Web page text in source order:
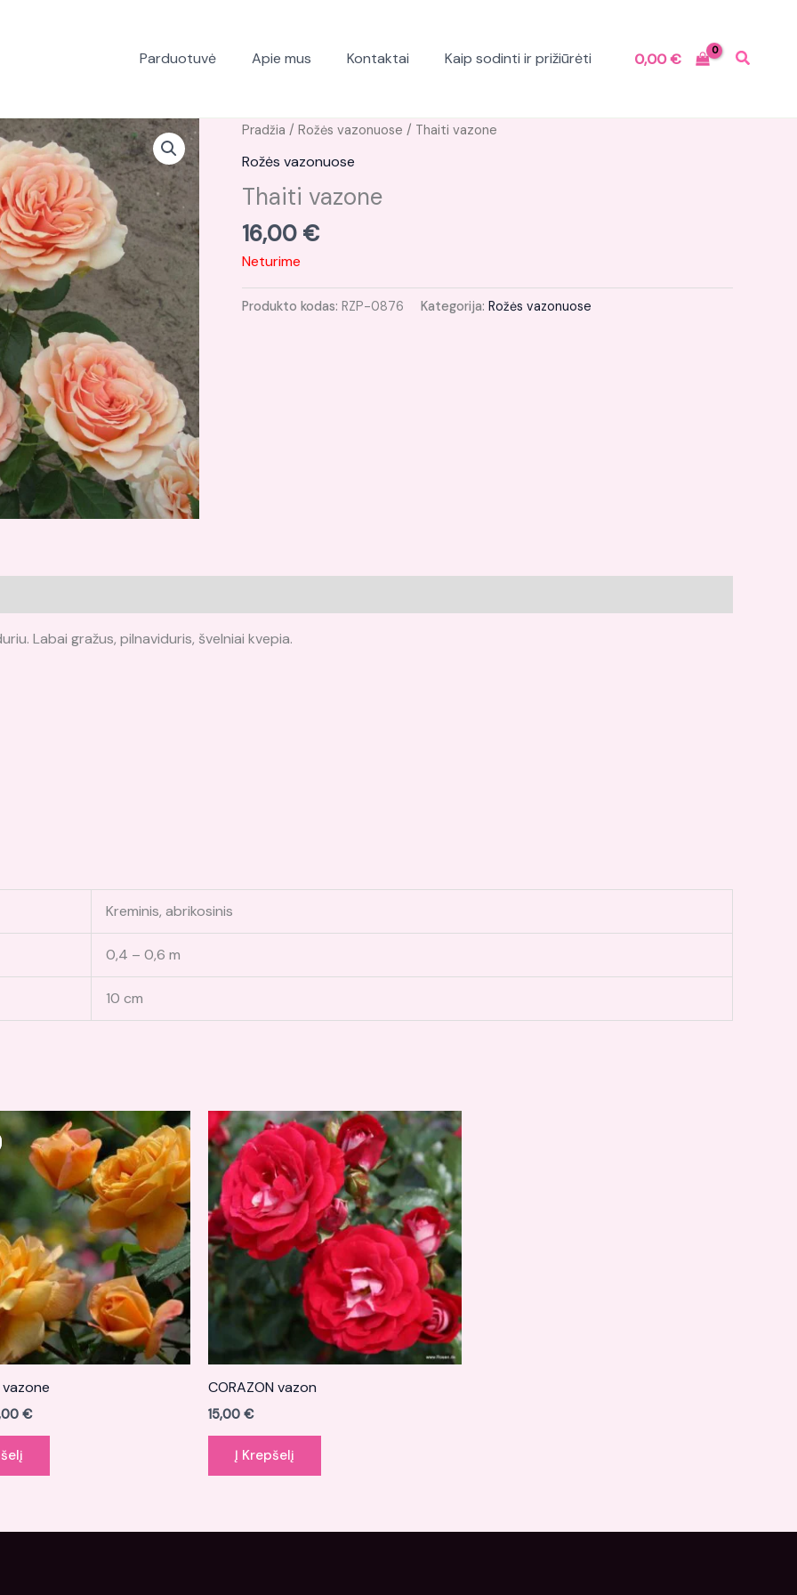
Parduotuvė Apie mus Kontaktai Kaip sodinti ir prižiūrėti 0,00€
Pradžia / Rožės vazonuose / Thaiti vazone
Rožės vazonuose
Thaiti vazone
16,00 €
Neturime
Produkto kodas: RZP-0876 Kategorija: Rožės vazonuose
Labai gražus, pilnaviduris, švelniai kvepia.
Kreminis, abrikosinis
0,4 – 0,6 m
10 cm
€.
€
Current
price
is:
14,00 €.
CORAZON vazon
15,00 €
Į Krepšelį